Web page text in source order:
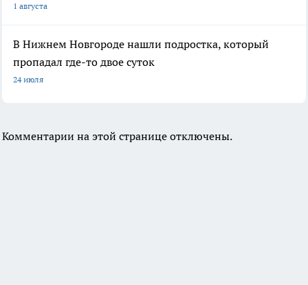
1 августа
В Нижнем Новгороде нашли подростка, который
пропадал где-то двое суток
24 июля
Комментарии на этой странице отключены.